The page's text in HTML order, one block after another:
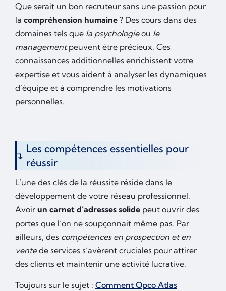
Que serait un bon recruteur sans une passion pour
la compréhension humaine ? Des cours dans des
domaines tels que la psychologieou le
managementpeuvent être précieux. Ces
connaissances additionnelles enrichissent votre
expertise et vous aident à analyser les dynamiques
d’équipe et à comprendre les motivations
personnelles.
Les compétences essentielles pour
réussir
L’une des clés de la réussite réside dans le
développement de votre réseau professionnel.
Avoir un carnet d’adresses solide peut ouvrir des
portes que l’on ne soupçonnait même pas. Par
ailleurs, des compétences en prospection et en
ventede services s’avèrent cruciales pour attirer
des clients et maintenir une activité lucrative.
Toujours sur le sujet : Comment Opco Atlas